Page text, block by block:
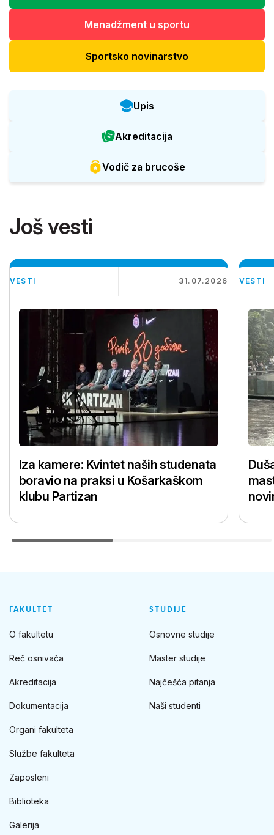
Menadžment u sportu
Sportsko novinarstvo
Upis
Akreditacija
Vodič za brucoše
Još vesti
VESTI 31.07.2026
Iza kamere: Kvintet naših studenata
boravio na praksi u Košarkaškom
klubu Partizan
VESTI
FAKULTET
O fakultetu
Reč osnivača
Akreditacija
Dokumentacija
Organi fakulteta
Službe fakulteta
Zaposleni
Biblioteka
Galerija
STUDIJE
Osnovne studije
Master studije
Najčešća pitanja
Naši studenti